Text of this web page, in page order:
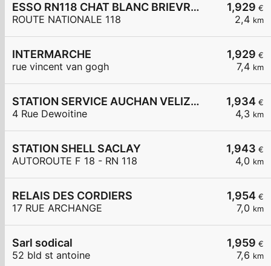
1,929 €
2,4 km
ESSO RN118 CHAT BLANC BRIEVRES
ROUTE NATIONALE 118
1,929 €
7,4 km
INTERMARCHE
rue vincent van gogh
1,934 €
4,3 km
STATION SERVICE AUCHAN VELIZY 2
4 Rue Dewoitine
1,943 €
4,0 km
STATION SHELL SACLAY
AUTOROUTE F 18 - RN 118
1,954 €
7,0 km
RELAIS DES CORDIERS
17 RUE ARCHANGE
1,959 €
7,6 km
Sarl sodical
52 bld st antoine